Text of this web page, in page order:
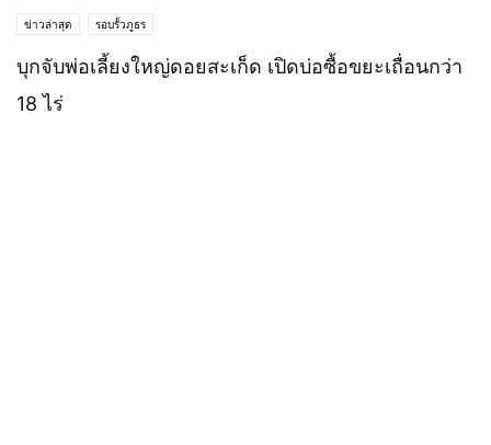
ข่าวล่าสุด รอบรั้วภูธร
บุกจับพ่อเลี้ยงใหญ่ดอยสะเก็ด เปิดบ่อซื้อขยะเถื่อนกว่า
18 ไร่